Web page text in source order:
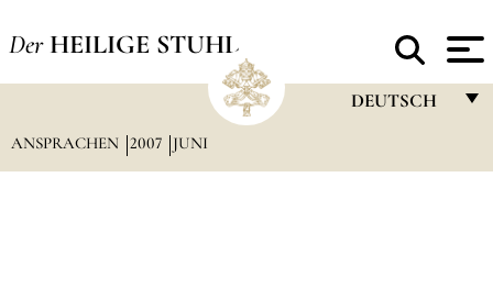
Der HEILIGE STUHL
DEUTSCH
ANSPRACHEN 2007 JUNI